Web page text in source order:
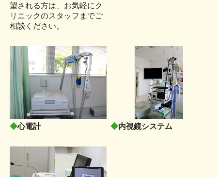
望される方は、お気軽にク
リニックのスタッフまでご
相談ください。
◆心電計 ◆内視鏡システム